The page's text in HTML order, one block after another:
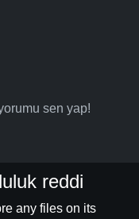
sen yap!
reddi
any files on its